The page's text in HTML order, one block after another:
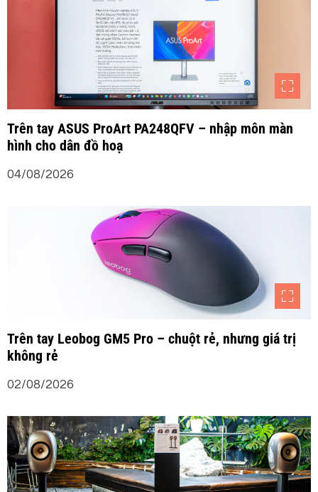
ế
t
Trên tay ASUS ProArt PA248QFV – nhập môn màn
hình cho dân đồ hoạ
04/08/2026
Trên tay Leobog GM5 Pro – chuột rẻ, nhưng giá trị
không rẻ
02/08/2026